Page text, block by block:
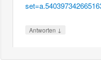
Antworten ↓